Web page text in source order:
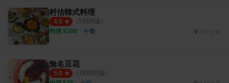
村佶韓式料理
4.5 （ 5則評論）
均消 $300 ・ 午餐
無名豆花
5.0 （ 19則評論）